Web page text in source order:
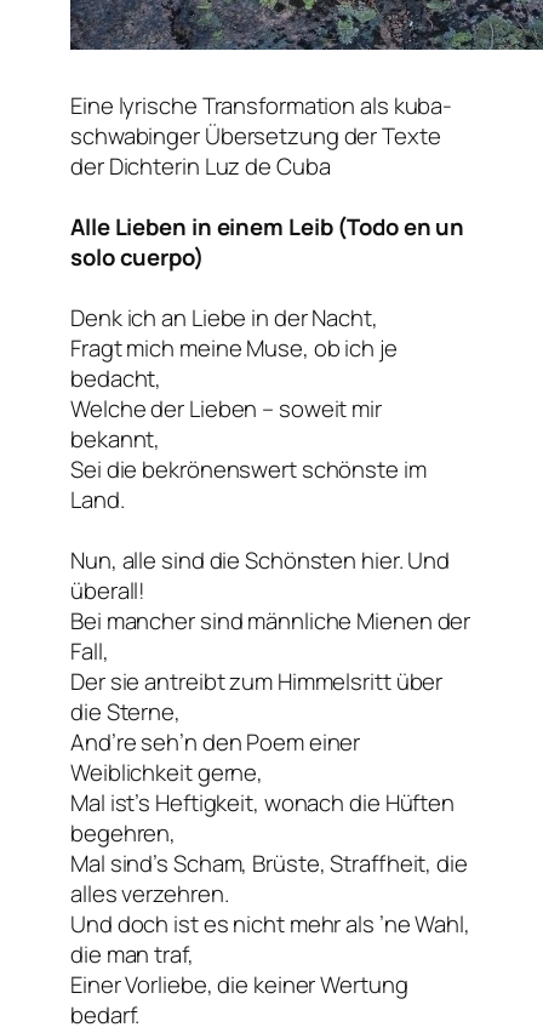
Eine lyrische Transformation als kuba-
schwabinger Übersetzung der Texte
der Dichterin Luz de Cuba
Alle Lieben in einem Leib (Todo en un
solo cuerpo)
Denk ich an Liebe in der Nacht,
Fragt mich meine Muse, ob ich je
bedacht,
Welche der Lieben – soweit mir
bekannt,
Sei die bekrönenswert schönste im
Land.
Nun, alle sind die Schönsten hier. Und
überall!
Bei mancher sind männliche Mienen der
Fall,
Der sie antreibt zum Himmelsritt über
die Sterne,
And’re seh’n den Poem einer
Weiblichkeit gerne,
Mal ist’s Heftigkeit, wonach die Hüften
begehren,
Mal sind’s Scham, Brüste, Straffheit, die
alles verzehren.
Und doch ist es nicht mehr als ’ne Wahl,
die man traf,
Einer Vorliebe, die keiner Wertung
bedarf.